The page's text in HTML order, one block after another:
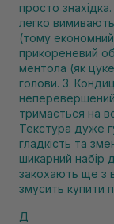
просто
легко
(тому
прикореневий
ментола (як
голови. 3.
тримається на
Текстура дуже
гладкість та
шикарний набір
закохають ще з
змусить купити
Д